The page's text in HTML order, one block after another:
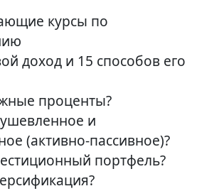
курсы по
доход и 15 способов его
проценты?
и
(активно-пассивное)?
портфель?